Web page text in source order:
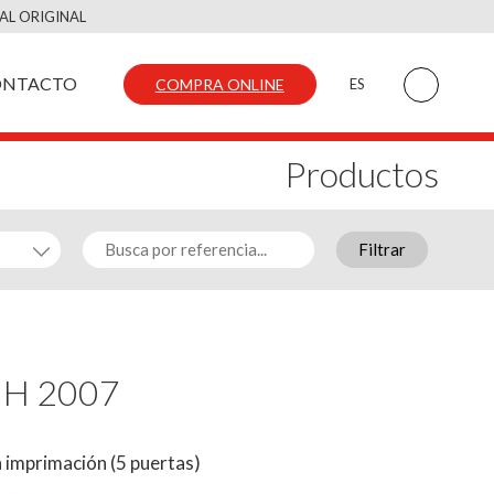
ORIGINAL
COMPRA ONLINE ES
Productos
Filtrar
H 2007
(5 puertas)